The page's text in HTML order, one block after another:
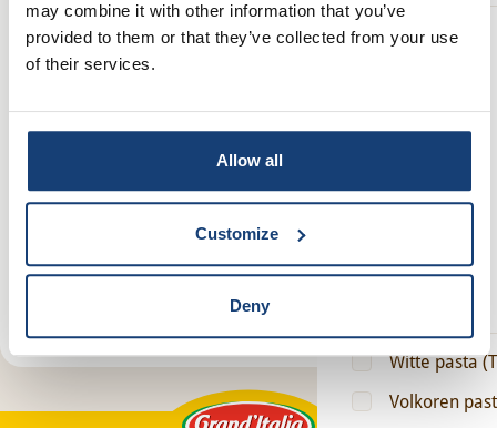
may combine it with other information that you’ve
provided to them or that they’ve collected from your use
of their services.
Allow all
Customize
Deny
Vegetarisch
Volkoren
Lactosevrij
Witte pasta
Volkoren
Geen resultaten
Het lijkt erop dat we geen recepten kunnen
een andere mix proberen?
Wis alle filters
Grand'Italia